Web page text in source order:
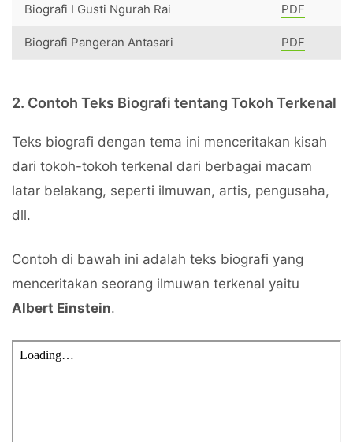
Biografi I Gusti Ngurah Rai PDF
Biografi Pangeran Antasari PDF
2. Contoh Teks Biografi tentang Tokoh Terkenal
Teks biografi dengan tema ini menceritakan kisah
dari tokoh-tokoh terkenal dari berbagai macam
latar belakang, seperti ilmuwan, artis, pengusaha,
dll.
Contoh di bawah ini adalah teks biografi yang
menceritakan seorang ilmuwan terkenal yaitu
Albert Einstein.